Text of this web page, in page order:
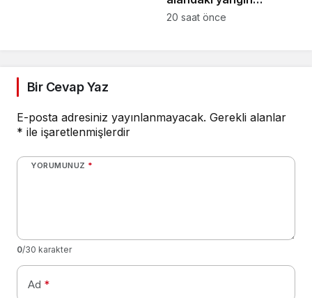
fabrikaya ulaşmadan
20 saat önce
Bir Cevap Yaz
E-posta adresiniz yayınlanmayacak. Gerekli alanlar
* ile işaretlenmişlerdir
YORUMUNUZ *
0/30 karakter
Ad *